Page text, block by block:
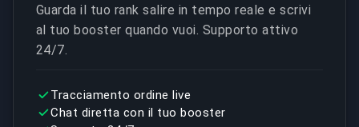
Guarda il tuo rank salire in tempo reale e scrivi
al tuo booster quando vuoi. Supporto attivo
24/7.
Tracciamento ordine live
Chat diretta con il tuo booster